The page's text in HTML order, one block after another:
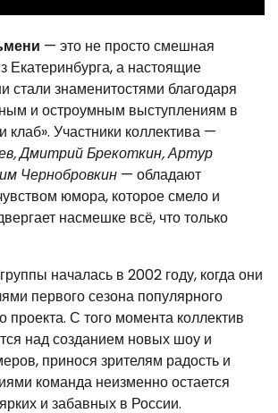
— это не просто смешная
Екатеринбурга, а настоящие
стали знаменитостями благодаря
и остроумным выступлениям в
клаб». Участники коллектива —
Дмитрий Брекоткин, Артур
Чернобровкин — обладают
юмора, которое смело и
насмешке всё, что только
началась в 2002 году, когда они
первого сезона популярного
проекта. С того момента коллектив
над созданием новых шоу и
принося зрителям радость и
команда неизменно остается
и забавных в России.